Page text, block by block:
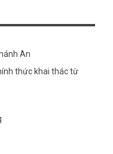
An
thức khai thác từ